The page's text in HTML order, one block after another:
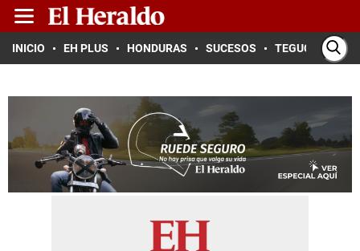
INICIO EH PLUS HONDURAS SUCESOS TEGUCIGALPA